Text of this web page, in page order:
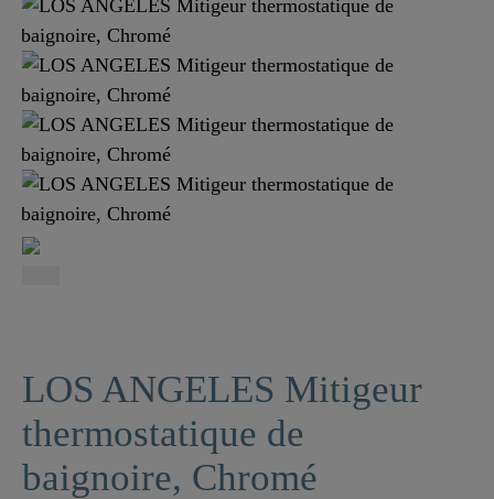
LOS ANGELES Mitigeur
thermostatique de
baignoire, Chromé